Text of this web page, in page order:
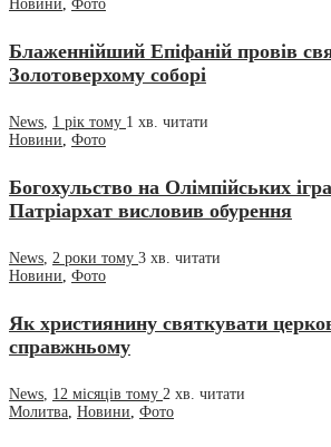
Новини, Фото
Блаженнійший Епіфаній провів
Золотоверхому соборі
News, 1 рік тому 1 хв. читати
Новини, Фото
Богохульство на Олімпійських
Патріархат висловив обурення
News, 2 роки тому 3 хв. читати
Новини, Фото
Як християнину святкувати
справжньому
News, 12 місяців тому 2 хв. читати
Молитва, Новини, Фото